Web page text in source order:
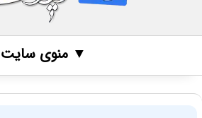
▼ منوی سایت